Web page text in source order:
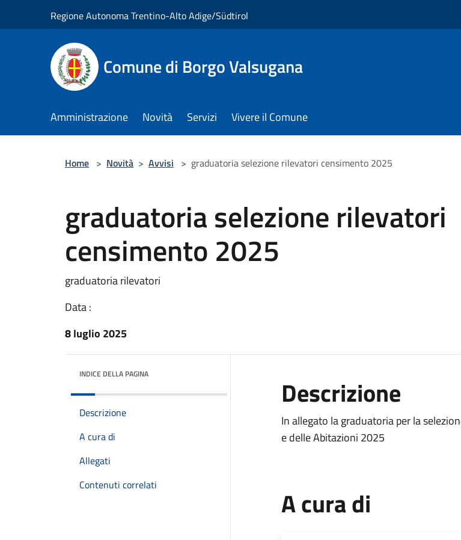
Regione Autonoma Trentino-Alto Adige/Südtirol
Comune di Borgo Valsugana
Amministrazione Novità Servizi Vivere il Comune
Home > Novità > Avvisi > graduatoria selezione rilevatori censimento 2025
graduatoria selezione rilevatori
censimento 2025
graduatoria rilevatori
Data :
8 luglio 2025
INDICE DELLA PAGINA
Descrizione
A cura di
Allegati
Contenuti correlati
Descrizione
In allegato la graduatoria per la
e delle Abitazioni 2025
A cura di